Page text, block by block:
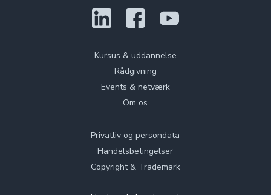
Kursus & uddannelse
Rådgivning
Events & netværk
Om os
Privatliv og persondata
Handelsbetingelser
Copyright & Trademark